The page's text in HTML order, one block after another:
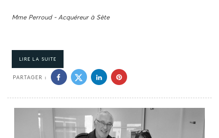
Mme Perroud - Acquéreur à Sète
LIRE LA SUITE
PARTAGER :